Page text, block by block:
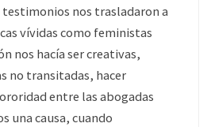
testimonios nos trasladaron a
vívidas como feministas
nos hacía ser creativas,
no transitadas, hacer
entre las abogadas
una causa, cuando